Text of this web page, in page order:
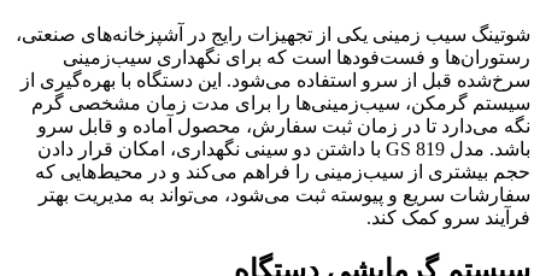
شوتینگ سیب زمینی یکی از تجهیزات رایج در آشپزخانه‌های صنعتی،
رستوران‌ها و فست‌فودها است که برای نگهداری سیب‌زمینی
سرخ‌شده قبل از سرو استفاده می‌شود. این دستگاه با بهره‌گیری از
سیستم گرمکن، سیب‌زمینی‌ها را برای مدت زمان مشخصی گرم
نگه می‌دارد تا در زمان ثبت سفارش، محصول آماده و قابل سرو
باشد. مدل GS 819 با داشتن دو سینی نگهداری، امکان قرار دادن
حجم بیشتری از سیب‌زمینی را فراهم می‌کند و در محیط‌هایی که
سفارشات سریع و پیوسته ثبت می‌شود، می‌تواند به مدیریت بهتر
فرآیند سرو کمک کند.